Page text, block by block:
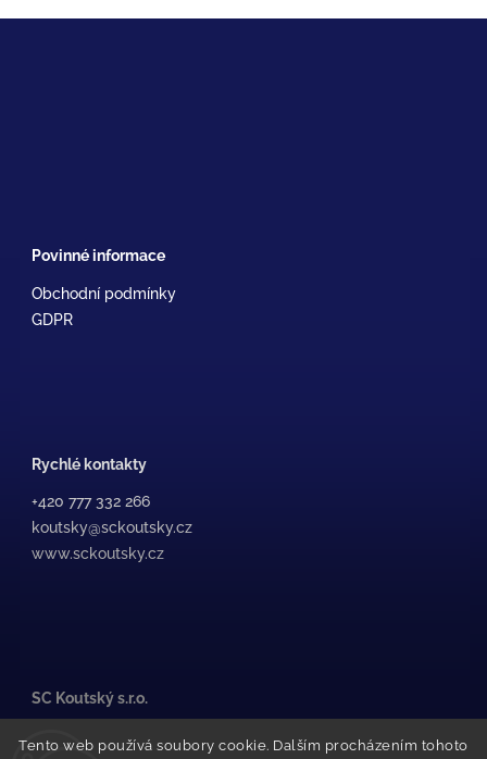
Tento web používá soubory cookie. Dalším procházením tohoto
Povinné informace
Obchodní podmínky
GDPR
Rychlé kontakty
+420 777 332 266
koutsky@sckoutsky.cz
www.sckoutsky.cz
SC Koutský s.r.o.
Medkova 507/38, /1
500 02 Hradec Králové